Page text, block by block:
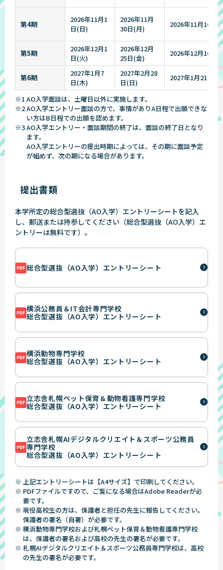
第4期
2026年11月1
日(日)
2026年11月
30日(月)
2026年11月16日(
第5期
2026年12月1
日(火)
2026年12月
25日(金)
2026年12月16日(
第6期
2027年1月7
日(木)
2027年2月28
日(日)
2027年1月21日(
※1 AO入学面談は、土曜日以外に実施します。
※2 AO入学エントリー面談の方で、事情がありA日程で出願できな
い方はB日程での出願を認めます。
※3 AO入学エントリー・面談期間の終了は、面談の終了日となり
ます。
AO入学エントリーの提出時期によっては、その期に面談予定
が組めず、次の期になる場合があります。
提出書類
本学所定の総合型選抜（AO入学）エントリーシートを記入
し、郵送または持参してください（総合型選抜（AO入学）エ
ントリーは無料です）。
総合型選抜（AO入学）エントリーシート
横浜公務員＆IT会計専門学校
総合型選抜（AO入学）エントリーシート
横浜動物専門学校
総合型選抜（AO入学）エントリーシート
立志舎札幌ペット保育＆動物看護専門学校
総合型選抜（AO入学）エントリーシート
立志舎札幌AIデジタルクリエイト＆スポーツ公務員
専門学校
総合型選抜（AO入学）エントリーシート
※ 上記エントリーシートは【A4サイズ】で印刷してください。
※ PDFファイルですので、ご覧になる場合はAdobe Readerが必
要です。
※ 現役高校生の方は、保護者と担任の先生に報告してください。
保護者の署名（自署）が必要です。
※ 横浜動物専門学校および札幌ペット保育＆動物看護専門学校
は、保護者の署名および高校の先生の署名が必要です。
※ 札幌AIデジタルクリエイト＆スポーツ公務員専門学校は、高校
の先生の署名が必要です。